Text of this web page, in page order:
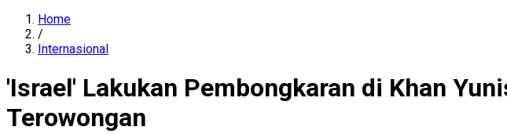
Home
/
Internasional
'Israel' Lakukan Pembongkaran di Khan
Terowongan